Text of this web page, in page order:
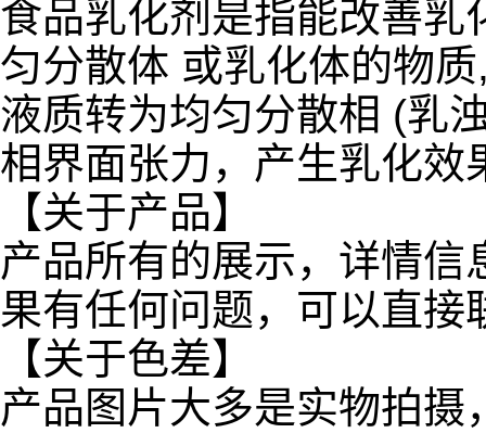
食品乳化剂是指能改善
匀分散体 或乳化体的物
液质转为均匀分散相 (乳
相界面张力，产生乳化效
【关于产品】
产品所有的展示，详情
果有任何问题，可以直接
【关于色差】
产品图片大多是实物拍